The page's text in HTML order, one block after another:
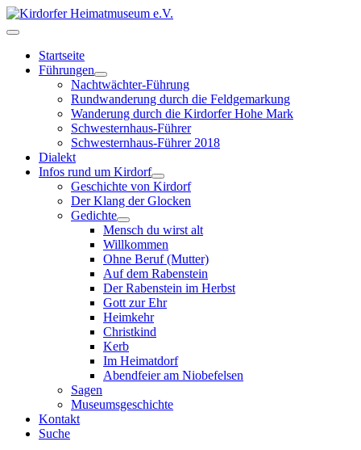
Startseite
Führungen
Nachtwächter-Führung
Rundwanderung durch die Feldgemarkung
Wanderung durch die Kirdorfer Hohe Mark
Schwesternhaus-Führer
Schwesternhaus-Führer 2018
Dialekt
Infos rund um Kirdorf
Geschichte von Kirdorf
Der Klang der Glocken
Gedichte
Mensch du wirst alt
Willkommen
Ohne Beruf (Mutter)
Auf dem Rabenstein
Der Rabenstein im Herbst
Gott zur Ehr
Heimkehr
Christkind
Kerb
Im Heimatdorf
Abendfeier am Niobefelsen
Sagen
Museumsgeschichte
Kontakt
Suche